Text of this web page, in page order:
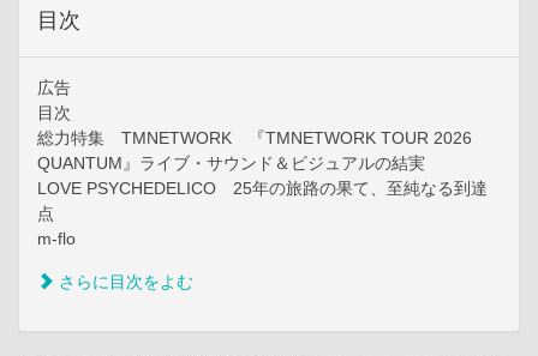
目次
広告
目次
総力特集 TMNETWORK 『TMNETWORK TOUR 2026
QUANTUM』ライブ・サウンド＆ビジュアルの結実
LOVE PSYCHEDELICO 25年の旅路の果て、至純なる到達
点
m-flo
さらに目次をよむ